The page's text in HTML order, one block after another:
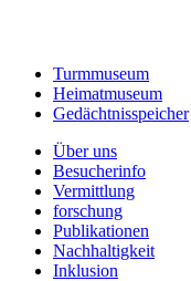
Turmmuseum
Heimatmuseum
Gedächtnisspeicher
Über uns
Besucherinfo
Vermittlung
forschung
Publikationen
Nachhaltigkeit
Inklusion